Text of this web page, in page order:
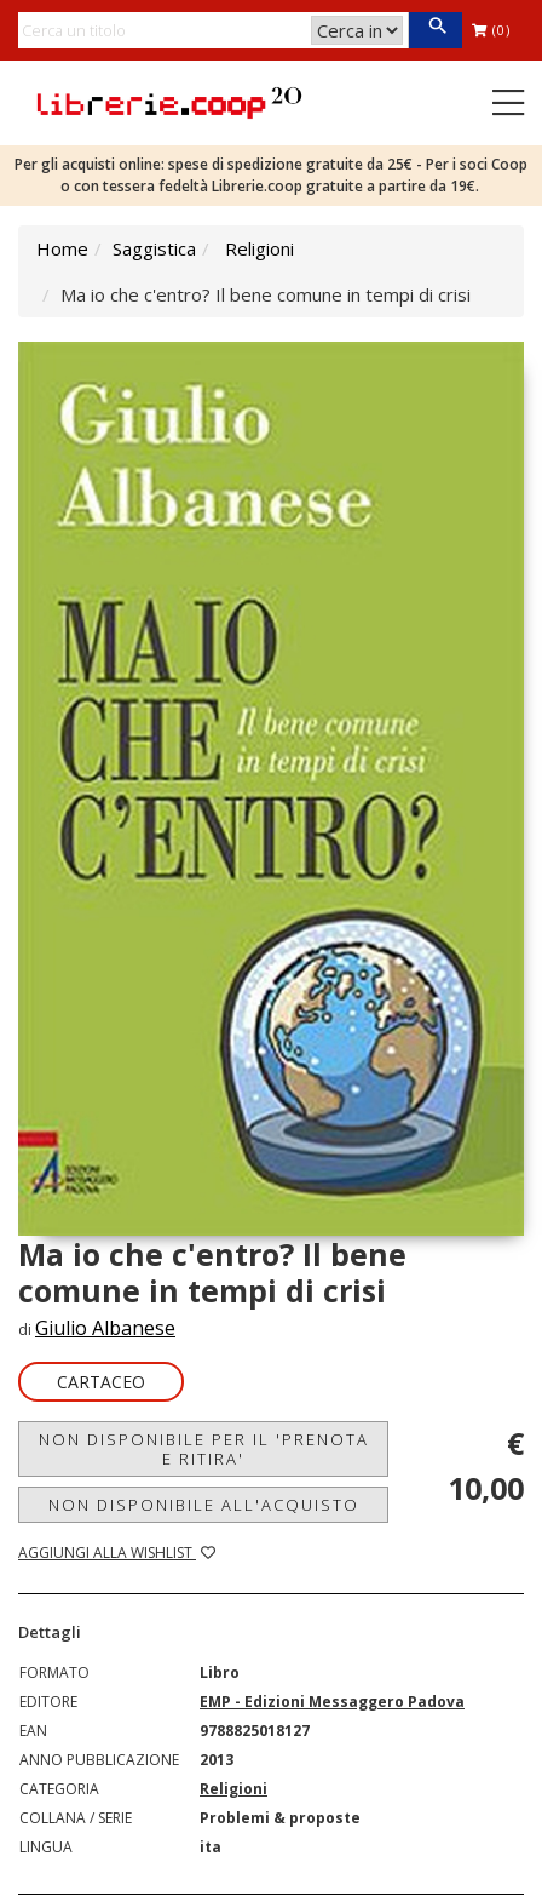
(0)
Per gli acquisti online: spese di spedizione gratuite da 25€ - Per i soci Coop
o con tessera fedeltà Librerie.coop gratuite a partire da 19€.
Home Saggistica
Religioni
Ma io che c'entro? Il bene comune in tempi di crisi
Ma io che c'entro? Il bene
comune in tempi di crisi
di Giulio Albanese
CARTACEO
NON DISPONIBILE PER IL 'PRENOTA
E RITIRA'
NON DISPONIBILE ALL'ACQUISTO
AGGIUNGI ALLA WISHLIST
€
10,00
Dettagli
FORMATO
Libro
EDITORE
EMP - Edizioni Messaggero Padova
EAN
9788825018127
ANNO PUBBLICAZIONE
2013
CATEGORIA
Religioni
COLLANA / SERIE
Problemi & proposte
LINGUA
ita